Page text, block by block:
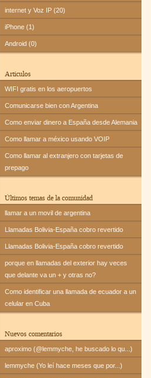
internet y Voz IP (20)
iPhone (1)
Android (0)
Artículos
WIFI gratis en los aeropuertos
Comunicarse bien con Argentina
Como enviar dinero a España desde Alemania
Como llamar a méxico usando VOIP
Como llamar al extranjero con tarjetas de
prepago
Últimos temas de la comunidad
llamar a un movil de argentina
Llamadas Bolivia-España cobro revertido
Llamadas Bolivia-España cobro revertido
porque en llamadas del exterior hay veces
que delante va un + y otras no?
Como identificar una llamada de ecuador a un
celular en Cuba
Nuevos comentarios
aproximo (@lemmyche, he buscado lo qu...)
lemmyche (Yo leí hace meses que por...)